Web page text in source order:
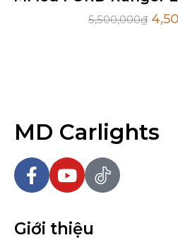
5,500,000₫
MD Carlights
Giới thiệu